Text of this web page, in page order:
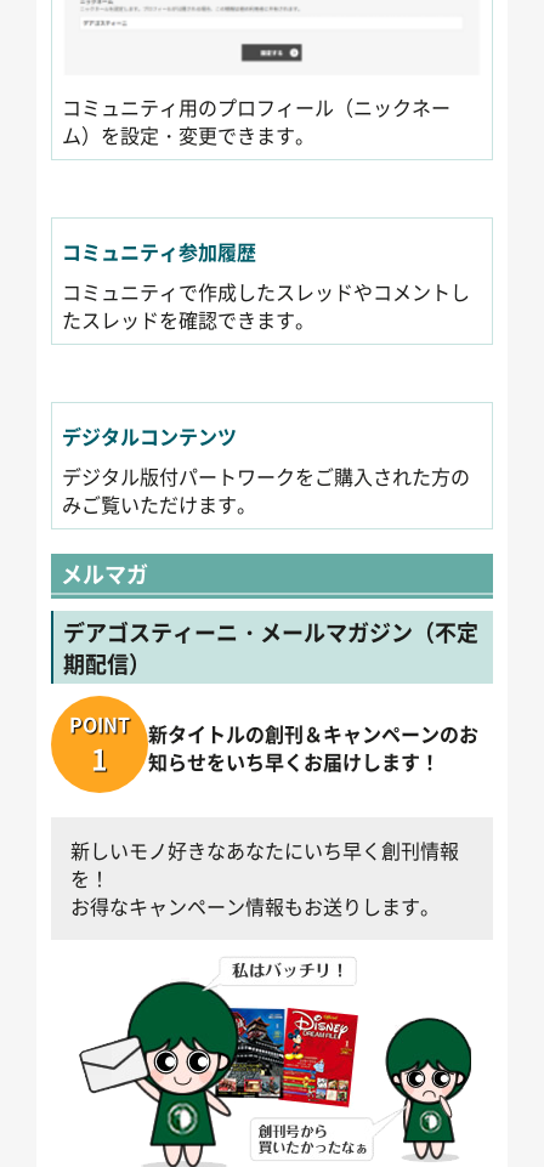
コミュニティ用のプロフィール（ニックネー
ム）を設定・変更できます。
コミュニティ参加履歴
コミュニティで作成したスレッドやコメントし
たスレッドを確認できます。
デジタルコンテンツ
デジタル版付パートワークをご購入された方の
みご覧いただけます。
メルマガ
デアゴスティーニ・メールマガジン（不定
期配信）
POINT
1
新タイトルの創刊＆キャンペーンのお
知らせをいち早くお届けします！
新しいモノ好きなあなたにいち早く創刊情報
を！
お得なキャンペーン情報もお送りします。